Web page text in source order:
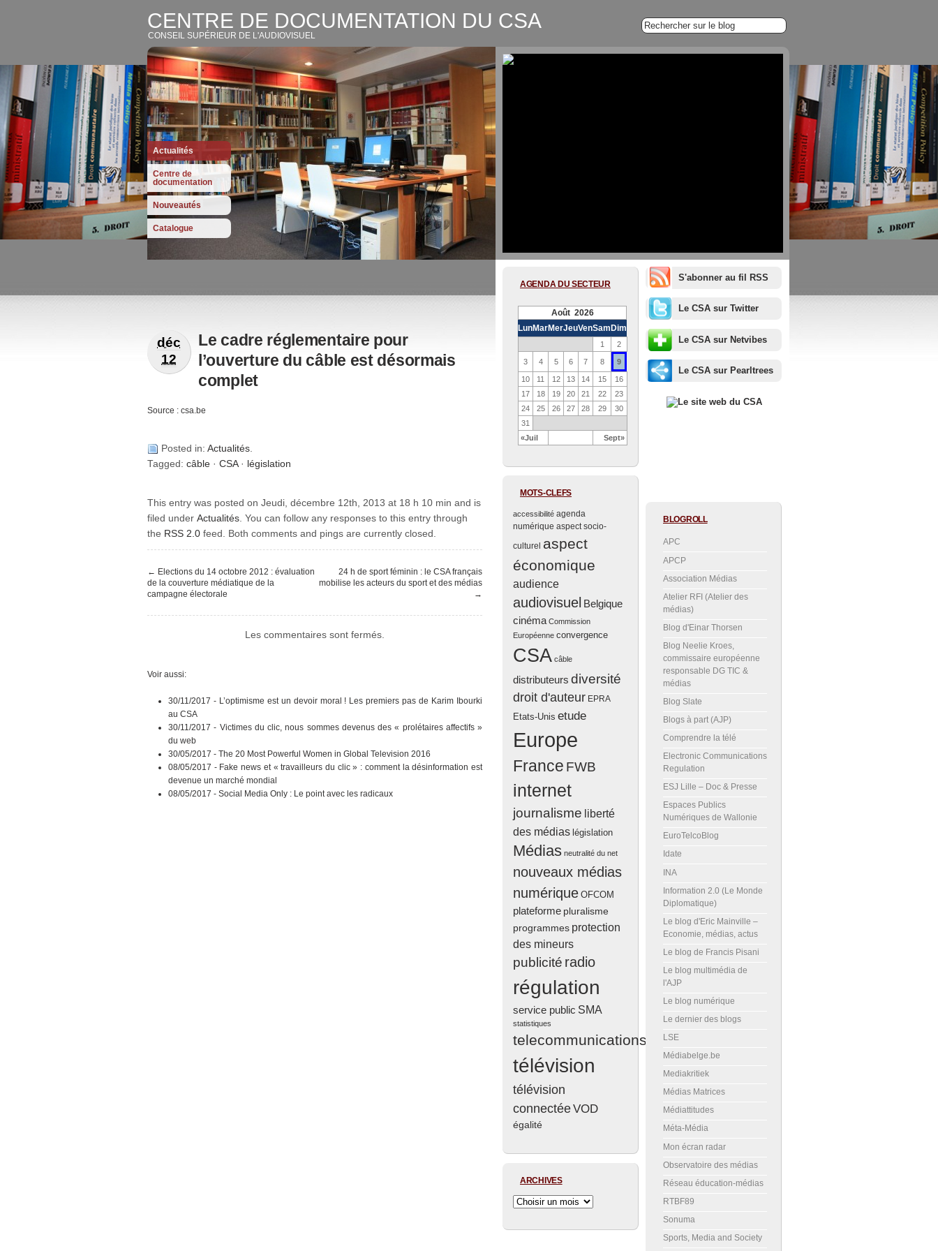
CENTRE DE DOCUMENTATION DU CSA
CONSEIL SUPÉRIEUR DE L'AUDIOVISUEL
Actualités
Centre de
documentation
Nouveautés
Catalogue
déc
12
Le cadre réglementaire pour
l’ouverture du câble est désormais
complet
Source : csa.be
Posted in: Actualités
Tagged: câble · CSA· législation
This entry was posted on Jeudi, décembre 12th, 2013 at 18 h 10 min and is
filed under Actualités . You can follow any responses to this entry through
the RSS 2.0 feed. Both comments and pings are currently closed.
← Elections du 14 octobre 2012 : évaluation
de la couverture médiatique de la
campagne électorale
24 h de sport féminin : le CSA français
mobilise les acteurs du sport et des médias
→
Les commentaires sont fermés.
Voir aussi:
30/11/2017 - L’optimisme est un devoir moral ! Les premiers pas de Karim Ibourki
au CSA
30/11/2017 - Victimes du clic, nous sommes devenus des « prolétaires affectifs »
du web
30/05/2017 - The 20 Most Powerful Women in Global Television 2016
08/05/2017 - Fake news et « travailleurs du clic » : comment la désinformation est
devenue un marché mondial
08/05/2017 - Social Media Only : Le point avec les radicaux
AGENDA DU SECTEUR
Août 2026
LunMarMerJeuVenSam Dim
«Juil Sept»
1 2
3 4 5 6 7 8 9
10 11 12 13 14 15
16
17
18 19 20 21 22
23
24
25 26 27 28 29
30
31
MOTS-CLEFS
accessibilité agenda
numérique aspect socio-
culturel aspect
économique
audience
audiovisuel Belgique
cinéma Commission
Européenne convergence
CSA câble
distributeurs diversité
droit d'auteur EPRA
Etats-Unis etude
Europe
France FWB
internet
journalisme liberté
des médias législation
Médias neutralité du net
nouveaux médias
numérique OFCOM
plateforme pluralisme
programmes protection
des mineurs
publicité radio
régulation
service public SMA
statistiques
telecommunications
télévision
télévision
connectéeVOD
égalité
ARCHIVES
S'abonner au fil RSS
Le CSA sur Twitter
Le CSA sur Netvibes
Le CSA sur Pearltrees
BLOGROLL
APC
APCP
Association Médias
Atelier RFI (Atelier des
médias)
Blog d'Einar Thorsen
Blog Neelie Kroes,
commissaire européenne
responsable DG TIC &
médias
Blog Slate
Blogs à part (AJP)
Comprendre la télé
Electronic Communications
Regulation
ESJ Lille – Doc & Presse
Espaces Publics
Numériques de Wallonie
EuroTelcoBlog
Idate
INA
Information 2.0 (Le Monde
Diplomatique)
Le blog d'Eric Mainville –
Economie, médias, actus
Le blog de Francis Pisani
Le blog multimédia de
l'AJP
Le blog numérique
Le dernier des blogs
LSE
Médiabelge.be
Mediakritiek
Médias Matrices
Médiattitudes
Méta-Média
Mon écran radar
Observatoire des médias
Réseau éducation-médias
RTBF89
Sonuma
Sports, Media and Society